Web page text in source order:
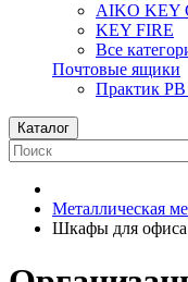
AIKO KEY
KEY FIRE
Все
Почтовые ящики
Практик
Каталог
Металлическая
Шкафы для офиса